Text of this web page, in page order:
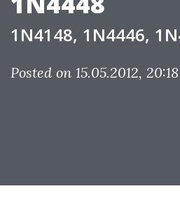
1N4148, 1N4446,
Posted on 15.05.2012, 20:18